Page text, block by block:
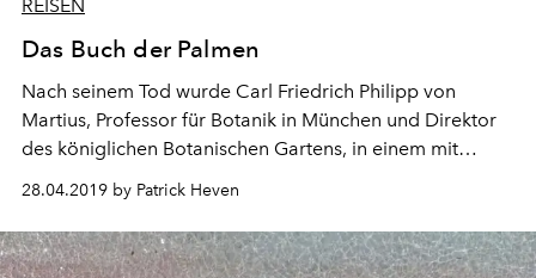
REISEN
Das Buch der Palmen
Nach seinem Tod wurde Carl Friedrich Philipp von
Martius, Professor für Botanik in München und Direktor
des königlichen Botanischen Gartens, in einem mit
getragen. Sie waren eine Hommage an sein
bahnbrechendes "Historia naturalis palmarum: Ein Werk
in drei Bänden", das zwischen 1823 und 1853 publiziert
28.04.2019 by Patrick Heven